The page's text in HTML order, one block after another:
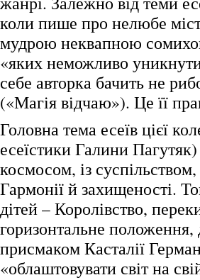
коли пише про нелюбе
мудрою неквапною
«яких неможливо
себе авторка бачить не
(«Магія відчаю»). Це її
Головна тема есеїв цієї
есеїстики Галини
космосом, із
Гармонії й захищеності.
дітей – Королівство,
горизонтальне
присмаком Касталії
«облаштовувати світ на